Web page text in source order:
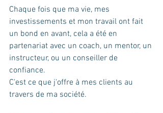
Chaque fois que ma vie, mes
investissements et mon travail ont fait
un bond en avant, cela a été en
partenariat avec un coach, un mentor, un
instructeur, ou un conseiller de
confiance.​
C'est ce que j'offre à mes clients au
travers de ma société.